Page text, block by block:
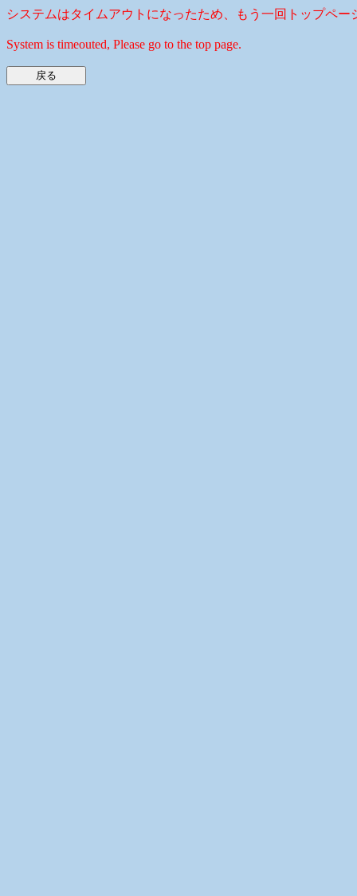
システムはタイムアウトになったため、もう一回トップペー
System is timeouted, Please go to the top page.